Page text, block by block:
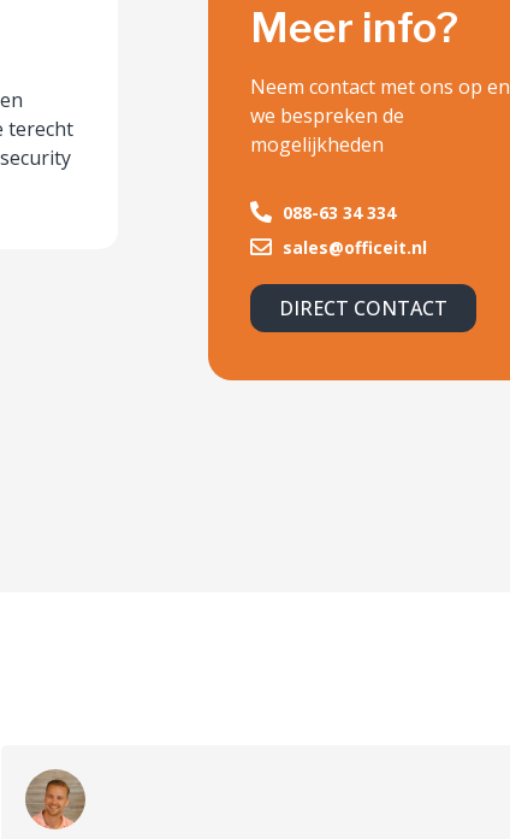
terecht
Meer info?
Neem contact met ons op en
we bespreken de
mogelijkheden
088-63 34 334
sales@officeit.nl
DIRECT CONTACT